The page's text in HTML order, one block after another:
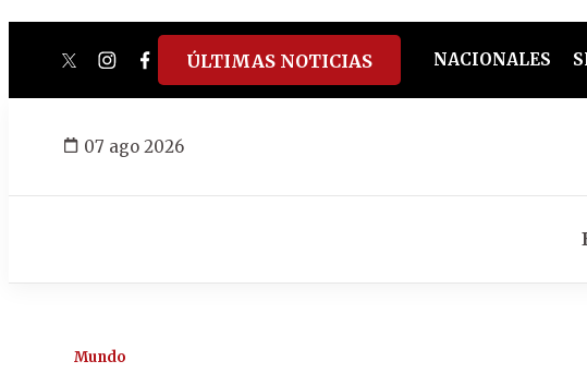
twitterinstagram
facebook
tiktokyoutube
spotify
ÚLTIMAS NOTICIAS NACIONALES
07 ago 2026
Mundo